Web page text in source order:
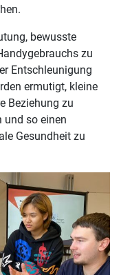
bewusste
zu
Entschleunigung
ermutigt, kleine
Beziehung zu
und so einen
Gesundheit zu